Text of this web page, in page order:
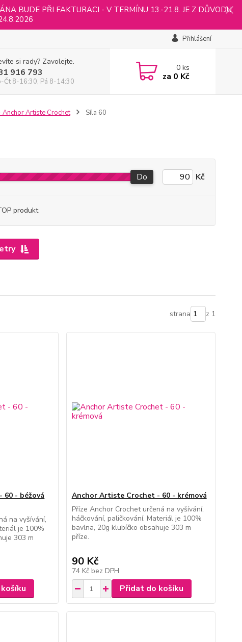
BUDE PŘI FAKTURACI - V TERMÍNU 13.-21.8. JE Z DŮVODU
Přihlášení
si rady? Zavolejte.
916 793
Čt 8-16:30, Pá 8-14:30
0ks
za 0 Kč
Anchor Artiste Crochet Síla 60
Do Kč
produkt
strana z 1
- béžová
na vyšívání,
je 100%
303 m
Anchor Artiste Crochet - 60 - krémová
Příze Anchor Crochet určená na vyšívání,
háčkování, paličkování. Materiál je 100%
bavlna, 20g klubíčko obsahuje 303 m
příze.
90 Kč
74 Kč bez DPH
Přidat do košíku